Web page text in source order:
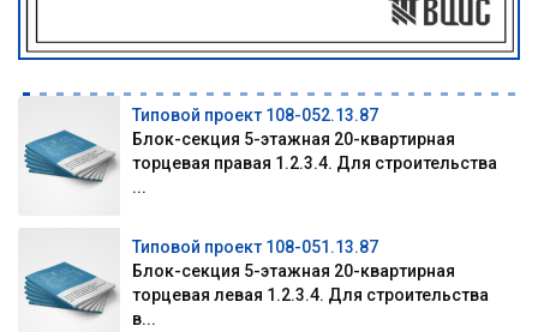
Типовой проект 108-052.13.87
Блок-секция 5-этажная 20-квартирная
торцевая правая 1.2.3.4. Для строительства
...
Типовой проект 108-051.13.87
Блок-секция 5-этажная 20-квартирная
торцевая левая 1.2.3.4. Для строительства
в...